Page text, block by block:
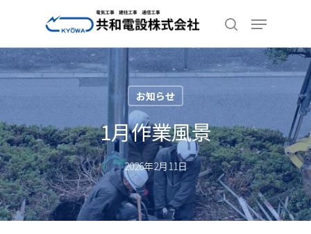
main
content
search
Menu
お知らせ
1月作業風景
2026年2月11日
Menu